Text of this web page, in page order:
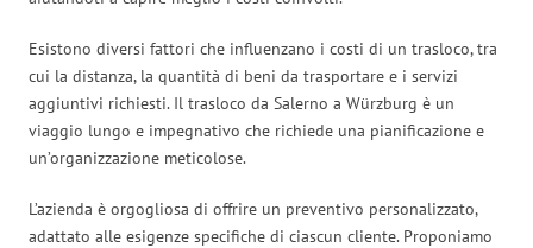
Esistono diversi fattori che influenzano i costi di un trasloco, tra
cui la distanza, la quantità di beni da trasportare e i servizi
aggiuntivi richiesti. Il trasloco da Salerno a Würzburg è un
viaggio lungo e impegnativo che richiede una pianificazione e
un’organizzazione meticolose.
L’azienda è orgogliosa di offrire un preventivo personalizzato,
adattato alle esigenze specifiche di ciascun cliente. Proponiamo